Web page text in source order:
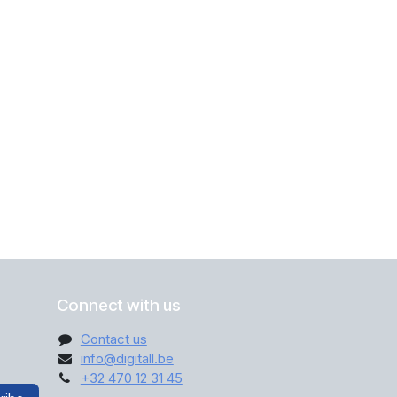
Connect with us
Contact us
info@digitall.be
+32 470 12 31 45